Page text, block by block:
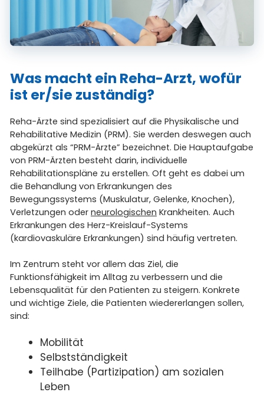
Was macht ein Reha-Arzt, wofür
ist er/sie zuständig?
Reha-Ärzte sind spezialisiert auf die Physikalische und
Rehabilitative Medizin (PRM). Sie werden deswegen auch
abgekürzt als “PRM-Ärzte” bezeichnet. Die Hauptaufgabe
von PRM-Ärzten besteht darin, individuelle
Rehabilitationspläne zu erstellen. Oft geht es dabei um
die Behandlung von Erkrankungen des
Bewegungssystems (Muskulatur, Gelenke, Knochen),
Verletzungen oder neurologischen Krankheiten. Auch
Erkrankungen des Herz-Kreislauf-Systems
(kardiovaskuläre Erkrankungen) sind häufig vertreten.
Im Zentrum steht vor allem das Ziel, die
Funktionsfähigkeit im Alltag zu verbessern und die
Lebensqualität für den Patienten zu steigern. Konkrete
und wichtige Ziele, die Patienten wiedererlangen sollen,
sind:
Mobilität
Selbstständigkeit
Teilhabe (Partizipation) am sozialen
Leben